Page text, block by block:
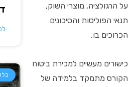
על הרגולציה, מוצרי השוק,
תנאי הפוליסות והסיכונים
הכרוכים בו.
כישורים מעשיים למכירת ביטוח
הקורס מתמקד בלמידה של